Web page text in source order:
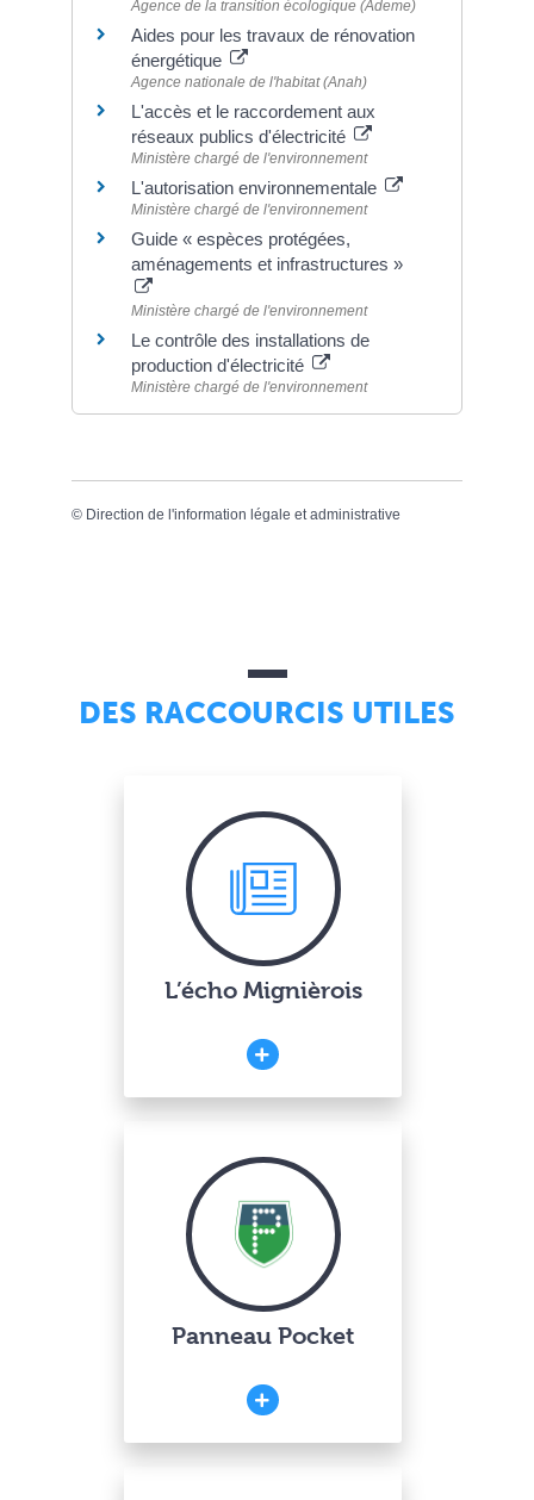
Agence de la transition écologique (Ademe)
Aides pour les travaux de rénovation
énergétique
Agence nationale de l'habitat (Anah)
L'accès et le raccordement aux
réseaux publics d'électricité
Ministère chargé de l'environnement
L'autorisation environnementale
Ministère chargé de l'environnement
Guide « espèces protégées,
aménagements et infrastructures »
Ministère chargé de l'environnement
Le contrôle des installations de
production d'électricité
Ministère chargé de l'environnement
© Direction de l'information légale et administrative
DES RACCOURCIS UTILES
L’écho Mignièrois
Panneau Pocket